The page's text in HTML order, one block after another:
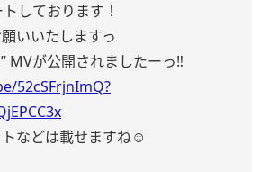
しております！
いいたしますっ
MVが公開されましたーっ‼︎
52cSFrjnImQ?
などは載せますね☺️